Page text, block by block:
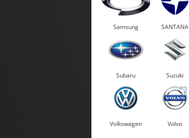
Samsung SANTANA
Subaru Suzuki
Volkswagen Volvo